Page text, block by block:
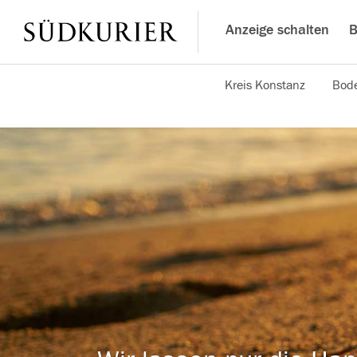
Anzeige schalten
Kreis Konstanz